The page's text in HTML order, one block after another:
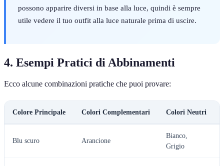
possono apparire diversi in base alla luce, quindi è sempre
utile vedere il tuo outfit alla luce naturale prima di uscire.
4. Esempi Pratici di Abbinamenti
Ecco alcune combinazioni pratiche che puoi provare:
Colore Principale Colori Complementari Colori Neutri
Blu scuro Arancione
Bianco,
Grigio